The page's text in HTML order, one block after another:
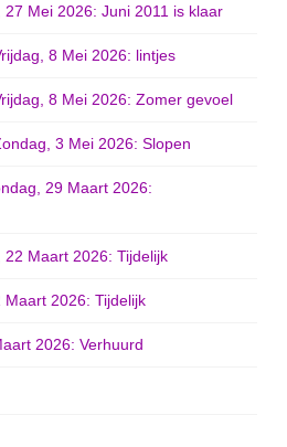
27 Mei 2026: Juni 2011 is klaar
8 Mei 2026: lintjes
8 Mei 2026: Zomer gevoel
3 Mei 2026: Slopen
29 Maart 2026:
22 Maart 2026: Tijdelijk
Maart 2026: Tijdelijk
2026: Verhuurd